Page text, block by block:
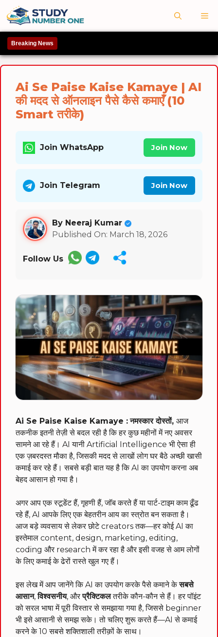
Skip
to
content
Breaking News
Ai Se Paise Kaise Kamaye | AI
की मदद से ऑनलाइन पैसे कैसे कमाएँ (10
Smart तरीके)
Join WhatsApp Join Now
Join Telegram Join Now
By Neeraj Kumar
Published On: March 18, 2026
Follow Us
Ai Se Paise Kaise Kamaye : नमस्कार दोस्तों, आज
तकनीक इतनी तेज़ी से बदल रही है कि हर कुछ महीनों में नए अवसर
सामने आ रहे हैं। AI यानी Artificial Intelligence भी ऐसा ही
एक ज़बरदस्त मौका है, जिसकी मदद से लाखों लोग घर बैठे अच्छी खासी
कमाई कर रहे हैं। सबसे बड़ी बात यह है कि AI का उपयोग करना अब
बेहद आसान हो गया है।
अगर आप एक स्टूडेंट हैं, गृहणी हैं, जॉब करते हैं या पार्ट-टाइम काम ढूँढ
रहे हैं, AI आपके लिए एक बेहतरीन आय का स्त्रोत बन सकता है।
आज बड़े व्यवसाय से लेकर छोटे creators तक—हर कोई AI का
इस्तेमाल content, design, marketing, editing,
coding और research में कर रहा है और इसी वजह से आम लोगों
के लिए कमाई के ढेरों रास्ते खुल गए हैं।
इस लेख में आप जानेंगे कि AI का उपयोग करके पैसे कमाने केसबसे
आसान,विश्वसनीय, औरप्रैक्टिकलतरीके कौन-कौन से हैं। हर पॉइंट
को सरल भाषा में पूरी विस्तार से समझाया गया है, जिससे beginner
भी इसे आसानी से समझ सके। तो चलिए शुरू करते हैं—AI से कमाई
करने के 10 सबसे शक्तिशाली तरीक़ों के साथ।